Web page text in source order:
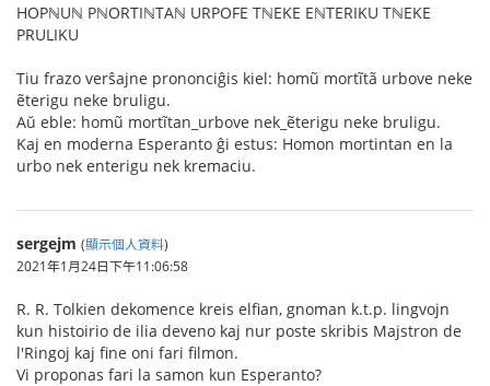
HOPℕUℕ PℕORTIℕTAℕ URPOFE TℕEKE EℕTERIKU TℕEKE
PRULIKU
Tiu frazo verŝajne prononciĝis kiel: homũ mortĩtã urbove neke
ẽterigu neke bruligu.
Aŭ eble: homũ mortĩtan_urbove nek_ẽterigu neke bruligu.
Kaj en moderna Esperanto ĝi estus: Homon mortintan en la
urbo nek enterigu nek kremaciu.
sergejm (顯示個人資料)
2021年1月24日下午11:06:58
R. R. Tolkien dekomence kreis elfian, gnoman k.t.p. lingvojn
kun histoirio de ilia deveno kaj nur poste skribis Majstron de
l'Ringoj kaj fine oni fari filmon.
Vi proponas fari la samon kun Esperanto?